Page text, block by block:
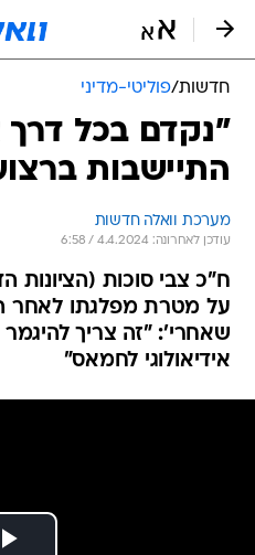
חדשות/פוליטי-מדיני
"נקדם בכל
התיישבות
מערכת וואלה חדשות
עודכן לאחרונה: 4.4.2024 / 6:58
על מטרת מפלגתו לאחר
שאחרי': "זה צריך
אידיאולוגי לחמאס"